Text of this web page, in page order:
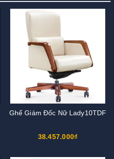
Ghế Giám Đốc Nữ Lady10TDF
38.457.000₫